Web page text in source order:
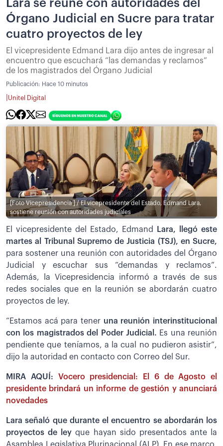
Lara se reúne con autoridades del
Órgano Judicial en Sucre para tratar
cuatro proyectos de ley
El vicepresidente Edmand Lara dijo antes de ingresar al
encuentro que escuchará “las demandas y reclamos”
de los magistrados del Órgano Judicial
Publicación: Hace 10 minutos
Unitel Digital
[Foto Vicepresidencia ] / El vicepresidente del Estado, Edmand Lara,
sostiene reunión con autoridades judiciales
El vicepresidente del Estado, Edmand
Lara, llegó este
martes al Tribunal Supremo de Justicia (TSJ), en Sucre,
para sostener una reunión con autoridades del Órgano
Judicial y escuchar sus “demandas y reclamos”.
Además, la Vicepresidencia informó a través de sus
redes sociales que en la reunión se abordarán cuatro
proyectos de ley.
“Estamos acá para tener una reunión interinstitucional
con los magistrados del Poder Judicial. Es una reunión
pendiente que teníamos, a la cual no pudieron asistir”,
dijo la autoridad en contacto con Correo del Sur.
MIRA AQUÍ: Vocero presidencial: El 6 de Agosto el
presidente brindará un informe de gestión y anunciará
novedades
Lara señaló que durante el encuentro se abordarán los
proyectos de leyque hayan sido presentados ante la
Asamblea Legislativa Plurinacional (ALP). En ese marco,